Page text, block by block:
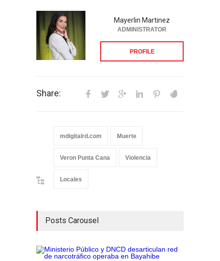
Mayerlin Martinez
ADMINISTRATOR
PROFILE
Share:
mdigitalrd.com Muerte
Veron Punta Cana Violencia
Locales
Posts Carousel